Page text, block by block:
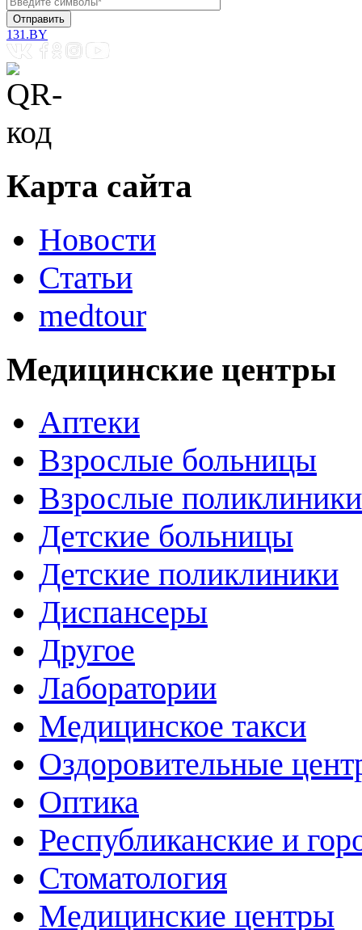
131.BY
Карта сайта
Новости
Статьи
medtour
Медицинские центры
Аптеки
Взрослые больницы
Взрослые поликлиники
Детские больницы
Детские поликлиники
Диспансеры
Другое
Лаборатории
Медицинское такси
Оздоровительные
Оптика
Республиканские и
Стоматология
Медицинские центры